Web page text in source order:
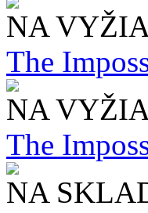
NA
The
NA
The
NA